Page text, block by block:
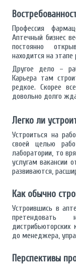
Профессия
Аптечный бизнес
постоянно
находится на
Другое дело –
Карьера там
редкое. Скорее
довольно долго
Легко ли
Устроиться на
своей целью
лаборатории, то
услугам вакансии
развиваются,
Как обычно
Устроившись в
дистрибьюторских
до менеджера,
Перспективы